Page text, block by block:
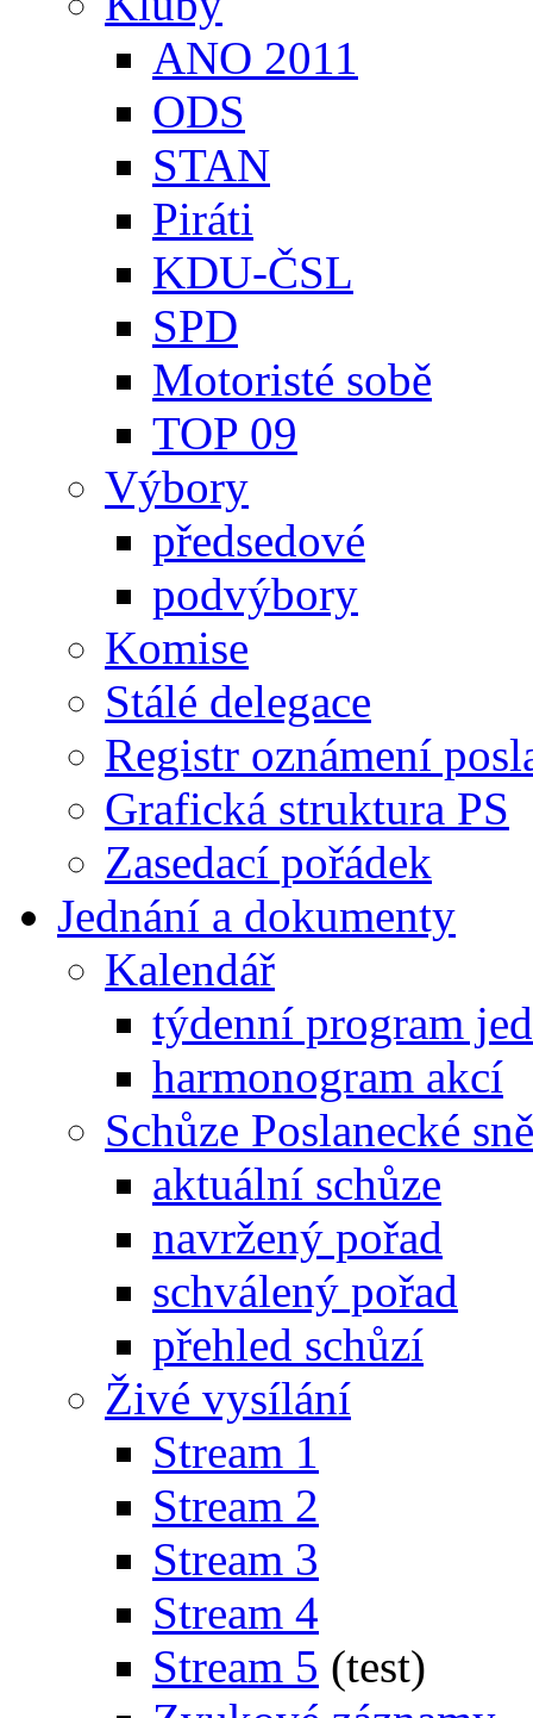
ANO 2011
ODS
STAN
Piráti
KDU-ČSL
SPD
Motoristé sobě
TOP 09
Výbory
předsedové
podvýbory
Komise
Stálé delegace
Registr oznámení
Grafická struktura PS
Zasedací pořádek
Jednání a dokumenty
Kalendář
týdenní program
harmonogram akcí
Schůze Poslanecké
aktuální schůze
navržený pořad
schválený pořad
přehled schůzí
Živé vysílání
Stream 1
Stream 2
Stream 3
Stream 4
Stream 5 (test)